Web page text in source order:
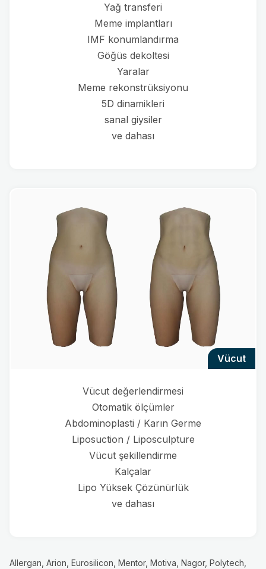
Yağ transferi
Meme implantları
IMF konumlandırma
Göğüs dekoltesi
Yaralar
Meme rekonstrüksiyonu
5D dinamikleri
sanal giysiler
ve dahası
vücut
Vücut değerlendirmesi
Otomatik ölçümler
Abdominoplasti / Karın Germe
Liposuction / Liposculpture
Vücut şekillendirme
Kalçalar
Lipo Yüksek Çözünürlük
ve dahası
Allergan, Arion, Eurosilicon, Mentor, Motiva, Nagor, Polytech,